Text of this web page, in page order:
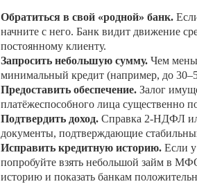
Обратиться в свой «родной» банк.
начните с него. Банк видит движение
постоянному клиенту.
Запросить небольшую сумму. Чем
минимальный кредит (например, до
Предоставить обеспечение. Залог
платёжеспособного лица существенно
Подтвердить доход. Справка 2-НДФЛ
документы, подтверждающие
Исправить кредитную историю. Если
попробуйте взять небольшой займ в
историю и показать банкам